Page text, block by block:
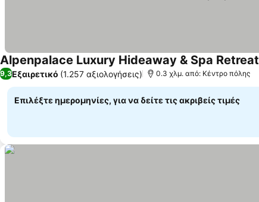
Alpenpalace Luxury Hideaway & Spa Retreat
9,3Εξαιρετικό (1.257 αξιολογήσεις) 0.3 χλμ. από: Κέντρο πόλης
Επιλέξτε ημερομηνίες, για να δείτε τις ακριβείς τιμές